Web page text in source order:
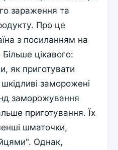
зараження та
Про це
з посиланням на
цікавого:
як приготувати
заморожені
заморожування
приготування. Їх
шматочки,
Однак,